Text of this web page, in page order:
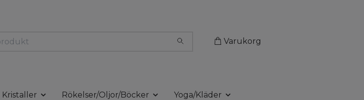
Varukorg
Kristaller Rökelser/Oljor/Böcker
Yoga/Kläder